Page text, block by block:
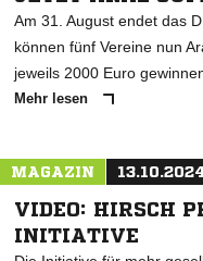
Am 31. August endet das
können fünf Vereine nun
jeweils 2000 Euro
Mehr lesen
MAGAZIN
VIDEO: HIRSCH
INITIATIVE